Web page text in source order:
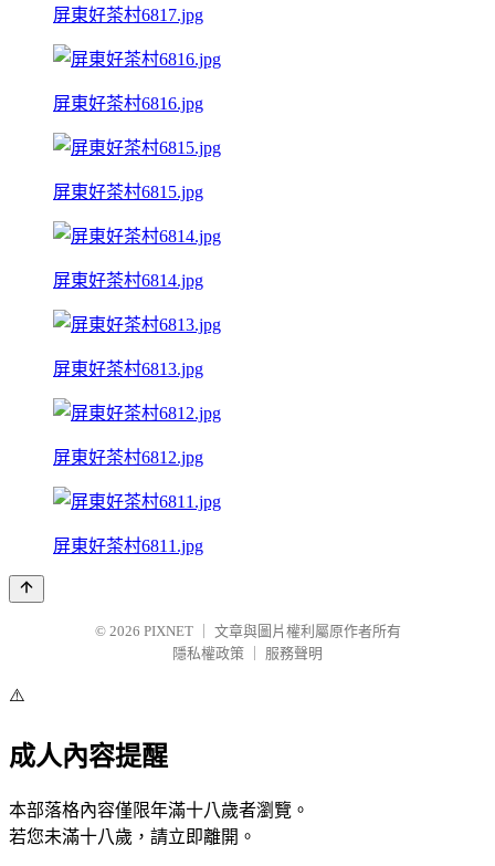
屏東好茶村6817.jpg
屏東好茶村6816.jpg
屏東好茶村6815.jpg
屏東好茶村6814.jpg
屏東好茶村6813.jpg
屏東好茶村6812.jpg
屏東好茶村6811.jpg
© 2026 PIXNET
文章與圖片權利屬原作者所有
隱私權政策
服務聲明
⚠️
成人內容提醒
本部落格內容僅限年滿十八歲者瀏覽。
若您未滿十八歲，請立即離開。